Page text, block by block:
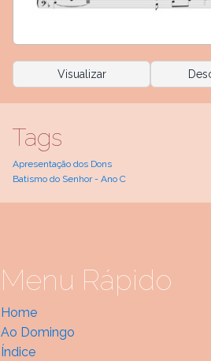
Visualizar
Tags
Apresentação dos Dons
Batismo do Senhor - Ano C
Menu Rápido
Home
Ao Domingo
Índice